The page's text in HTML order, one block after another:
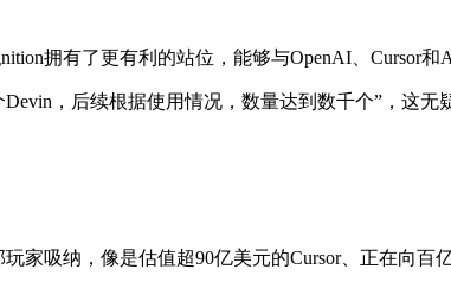
拥有了更有利的站位，能够与OpenAI、Cursor和
，后续根据使用情况，数量达到数千个”，这无
家吸纳，像是估值超90亿美元的Cursor、正在向百